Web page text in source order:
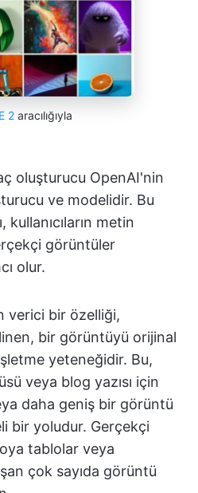
2 aracılığıyla
oluşturucu OpenAI'nin
ve modelidir. Bu
metin
görüntüler
olur.
verici bir özelliği,
bir görüntüyü orijinal
yeteneğidir. Bu,
veya blog yazısı için
daha geniş bir görüntü
bir yoludur. Gerçekçi
tablolar veya
çok sayıda görüntü